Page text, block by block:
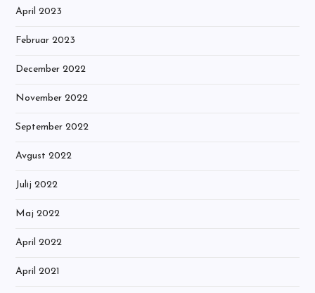
April 2023
Februar 2023
December 2022
November 2022
September 2022
Avgust 2022
Julij 2022
Maj 2022
April 2022
April 2021